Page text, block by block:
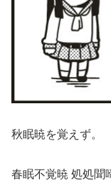
秋眠暁を覚えず。
春眠不覚暁 処処聞